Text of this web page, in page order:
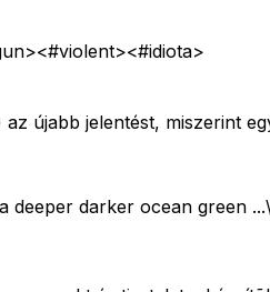
<#violent><#idiota>
újabb jelentést, miszerint
deeper darker ocean green